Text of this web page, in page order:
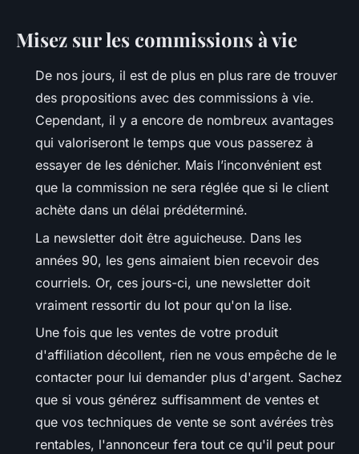
Misez sur les commissions à vie
De nos jours, il est de plus en plus rare de trouver
des propositions avec des commissions à vie.
Cependant, il y a encore de nombreux avantages
qui valoriseront le temps que vous passerez à
essayer de les dénicher. Mais l’inconvénient est
que la commission ne sera réglée que si le client
achète dans un délai prédéterminé.
La newsletter doit être aguicheuse. Dans les
années 90, les gens aimaient bien recevoir des
courriels. Or, ces jours-ci, une newsletter doit
vraiment ressortir du lot pour qu'on la lise.
Une fois que les ventes de votre produit
d'affiliation décollent, rien ne vous empêche de le
contacter pour lui demander plus d'argent. Sachez
que si vous générez suffisamment de ventes et
que vos techniques de vente se sont avérées très
rentables, l'annonceur fera tout ce qu'il peut pour